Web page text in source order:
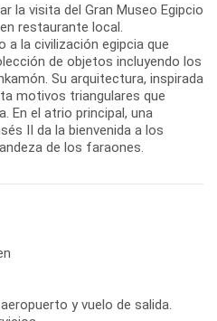
la visita del Gran Museo Egipcio
restaurante local.
a la civilización egipcia que
de objetos incluyendo los
Su arquitectura, inspirada
motivos triangulares que
En el atrio principal, una
II da la bienvenida a los
de los faraones.
y vuelo de salida.